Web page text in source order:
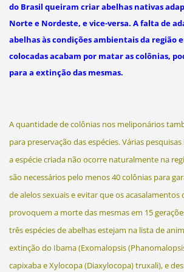
do Brasil queiram criar abelhas nativas
Norte e Nordeste, e vice-versa. A falta de
abelhas às condições ambientais da região
colocadas acabam por matar as colônias,
para a extinção das mesmas.
A quantidade de colônias nos meliponários
para preservação das espécies. Várias
a espécie criada não ocorre naturalmente na
são necessários pelo menos 40 colônias para
de alelos sexuais e evitar que os acasalamentos
provoquem a morte das mesmas em 15
três espécies de abelhas estejam na lista de
extinção do Ibama (Exomalopsis
capixaba e Xylocopa (Diaxylocopa) truxali), e